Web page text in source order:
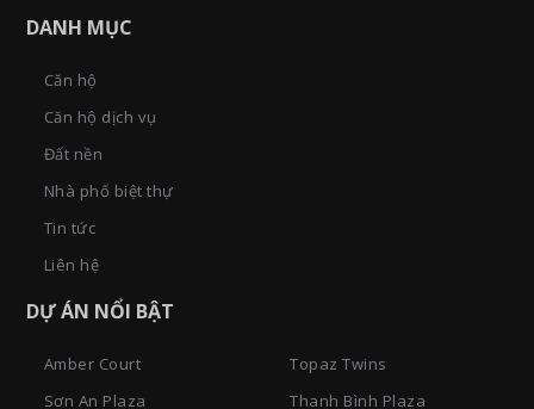
DANH MỤC
Căn hộ
Căn hộ dịch vụ
Đất nền
Nhà phố biệt thự
Tin tức
Liên hệ
DỰ ÁN NỔI BẬT
Amber Court
Topaz Twins
Sơn An Plaza
Thanh Bình Plaza